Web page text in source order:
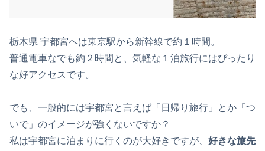
栃木県 宇都宮へは東京駅から新幹線で約１時間。
普通電車なでも約２時間と、気軽な１泊旅行にはぴったり
な好アクセスです。
でも、一般的には宇都宮と言えば「日帰り旅行」とか「つ
いで」のイメージが強くないですか？
私は宇都宮に泊まりに行くのが大好きですが、 好きな旅先